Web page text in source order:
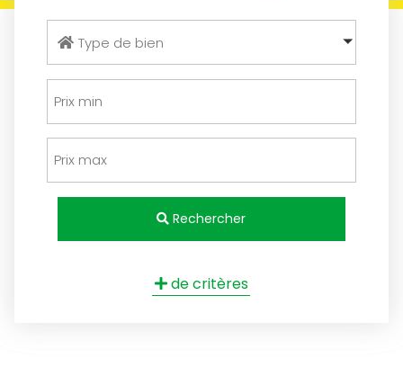
Type de bien
Rechercher
de critères